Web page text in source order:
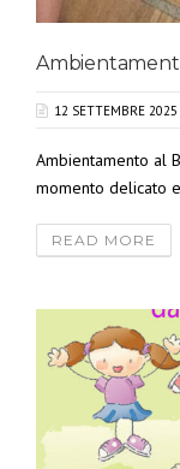
12 SETTEMBRE 2025
Ambientamento al
momento delicato
READ MORE